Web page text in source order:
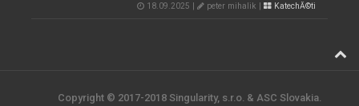
18.09.2025 | peter mihalik | KatechĂ©ti
Copyright © 2017-2018 Singularity, s.r.o. & ASC Slovakia.